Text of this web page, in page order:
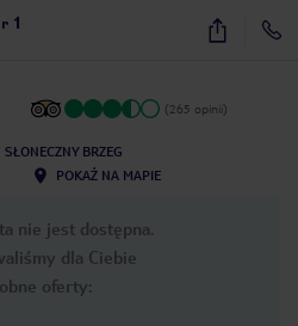
1 9
(265 opinii)
SŁONECZNY BRZEG
POKAŻ NA MAPIE
nie jest dostępna.
dla Ciebie
oferty: